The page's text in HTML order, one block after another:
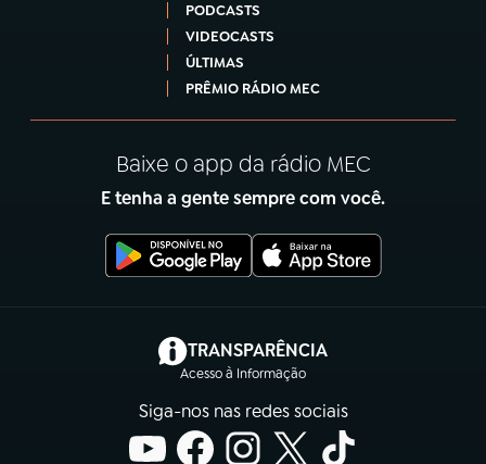
PODCASTS
VIDEOCASTS
ÚLTIMAS
PRÊMIO RÁDIO MEC
Baixe o app da rádio MEC
E tenha a gente sempre com você.
TRANSPARÊNCIA
Acesso à Informação
(abre em nova aba)
Siga-nos nas redes sociais